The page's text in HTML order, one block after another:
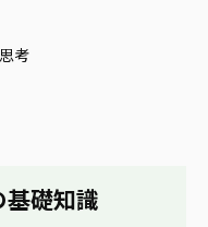
考
礎知識